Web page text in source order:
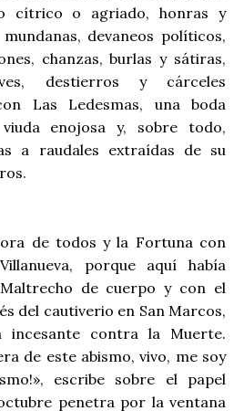
cítrico o agriado, honras y
devaneos políticos,
chanzas, burlas y sátiras,
destierros y cárceles
Las Ledesmas, una boda
enojosa y, sobre todo,
a raudales extraídas de su
de todos y la Fortuna con
porque aquí había
de cuerpo y con el
del cautiverio en San Marcos,
incesante contra la Muerte.
de este abismo, vivo, me soy
escribe sobre el papel
penetra por la ventana